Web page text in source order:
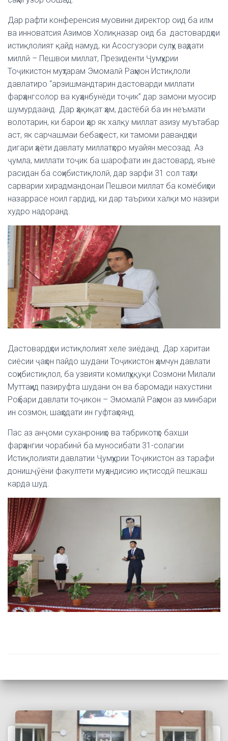
Дар рафти конференсия муовини директор оид ба илм
ва инноватсия Азимов Холиқназар оид ба дастовардҳои
истиқлолият қайд намуд, ки Асосгузори сулҳу ваҳдати
миллӣ – Пешвои миллат, Президенти Ҷумҳурии
Тоҷикистон муҳтарам Эмомалӣ Раҳмон Истиқлоли
давлатиро “арзишмандтарин дастоварди миллати
фарҳангсолор ва куҳанбунёди тоҷик” дар замони муосир
шумурдаанд. Дар ҳақиқат ҳам, дастёбӣ ба ин неъмати
волотарин, ки барои ҳар як халқу миллат азизу муътабар
аст, як сарчашмаи бебаҳоест, ки тамоми равандҳои
дигари ҳаёти давлату миллатҳоро муайян месозад. Аз
ҷумла, миллати тоҷик ба шарофати ин дастовард, яъне
расидан ба соҳибистиқлолӣ, дар зарфи 31 сол таҳти
сарварии хирадмандонаи Пешвои миллат ба комёбиҳои
назаррасе ноил гардид, ки дар таърихи халқи мо назири
худро надоранд.
Дастовардҳои истиқлолият хеле зиёданд. Дар харитаи
сиёсии ҷаҳон пайдо шудани Тоҷикистон ҳамчун давлати
соҳибистиқлол, ба узвияти комилҳуқуқи Созмони Милали
Муттаҳид пазируфта шудани он ва баромади нахустини
Роҳбари давлати тоҷикон – Эмомалӣ Раҳмон аз минбари
ин созмон, шаҳодати ин гуфтаҳоянд.
Пас аз анҷоми суханрониҳо ва табрикотҳо бахши
фарҳангии чорабинӣ ба муносибати 31-солагии
Истиқлолияти давлатии Ҷумҳурии Тоҷикистон аз тарафи
донишҷӯёни факултети муҳандисию иқтисодӣ пешкаш
карда шуд.